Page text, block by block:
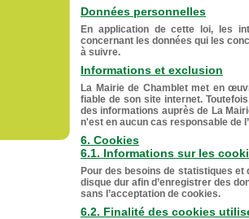
Données personnelles
En application de cette loi, les
concernant les données qui les
à suivre.
Informations et exclusion
La Mairie de Chamblet met en
fiable de son site internet.
des informations auprès de La
n'est en aucun cas responsable de
6. Cookies
6.1. Informations sur les
Pour des besoins de statistiques
disque dur afin d’enregistrer des
sans l’acceptation de cookies.
6.2. Finalité des cookies